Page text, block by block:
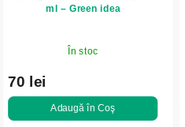
ml – Green idea
În stoc
70 lei
Adaugă în Coş